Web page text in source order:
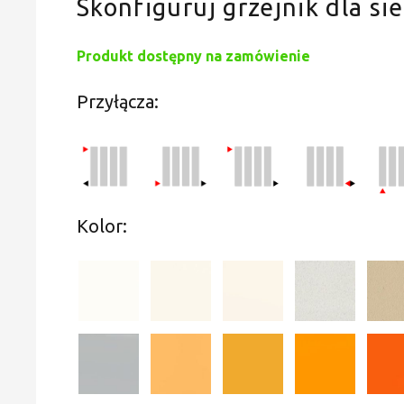
Skonfiguruj grzejnik dla
Produkt dostępny na zamówienie
Przyłącza:
Kolor: